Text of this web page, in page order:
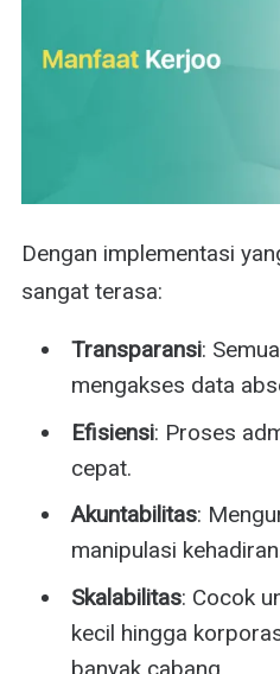
Dengan implementasi
sangat terasa:
Transparansi:
mengakses data
Efisiensi: Proses
cepat.
Akuntabilitas:
manipulasi
Skalabilitas: Cocok
kecil hingga
banyak cabang.